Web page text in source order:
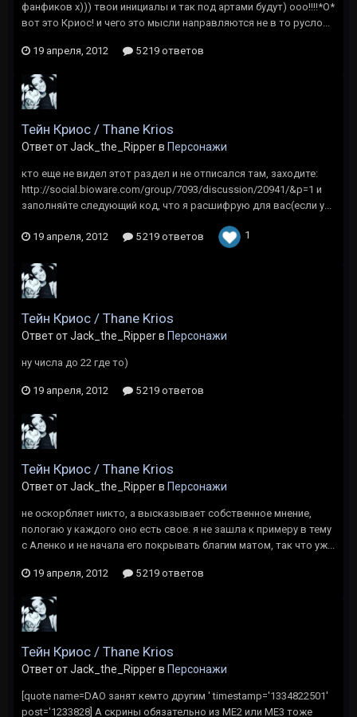
фанфиков х))) твои инициалы и так под артами будут) ооо!!!!*О*
вот это Криос! и чего это мысли направляются не в то русло...
19 апреля, 2012 5 219 ответов
Тейн Криос / Thane Krios
Ответ от Jack_the_Ripper в Персонажи
кто еще не видел этот раздел и не отписался там, заходите:
http://social.bioware.com/group/7093/discussion/20941/&p=1 и
заполняйте следующий код, что я расшифрую для вас(если у...
19 апреля, 2012 5 219 ответов 1
Тейн Криос / Thane Krios
Ответ от Jack_the_Ripper в Персонажи
ну числа до 22 где то)
19 апреля, 2012 5 219 ответов
Тейн Криос / Thane Krios
Ответ от Jack_the_Ripper в Персонажи
не оскорбляет никто, а высказывает собственное мнение,
пологаю у каждого оно есть свое. я не зашла к примеру в тему
с Аленко и не начала его покрывать благим матом, так что уж...
19 апреля, 2012 5 219 ответов
Тейн Криос / Thane Krios
Ответ от Jack_the_Ripper в Персонажи
[quote name=DAO занят кемто другим ' timestamp='1334822501'
post='1233828] А скрины обязательно из МЕ2 или МЕ3 тоже